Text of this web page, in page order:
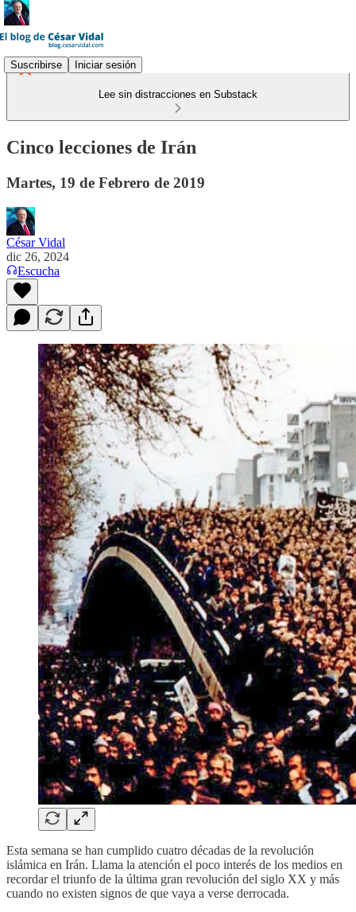
Suscribirse Iniciar sesión
Lee sin distracciones en Substack
Cinco lecciones de Irán
Martes, 19 de Febrero de 2019
César Vidal
dic 26, 2024
Escucha
Esta semana se han cumplido cuatro décadas de la revolución
islámica en Irán. Llama la atención el poco interés de los medios en
recordar el triunfo de la última gran revolución del siglo XX y más
cuando no existen signos de que vaya a verse derrocada.